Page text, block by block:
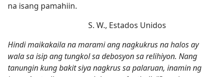
na isang pamahiin.
S. W., Estados Unidos
Hindi maikakaila na marami ang nagkukrus na halos ay
wala sa isip ang tungkol sa debosyon sa relihiyon. Nang
tanungin kung bakit siya nagkrus sa palaruan, inamin ng